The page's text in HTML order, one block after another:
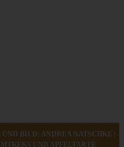
UND BILD: ANDREA NATSCHKE |
UND APFELTARTE